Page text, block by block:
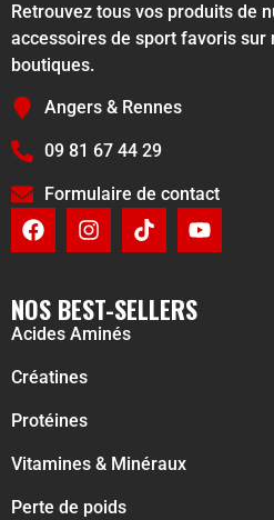
Retrouvez tous vos produits de
accessoires de sport favoris sur
boutiques.
Angers & Rennes
09 81 67 44 29
Formulaire de contact
NOS BEST-SELLERS
Acides Aminés
Créatines
Protéines
Vitamines & Minéraux
Perte de poids